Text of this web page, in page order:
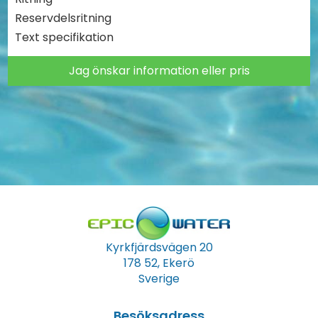
Reservdelsritning
Text specifikation
Jag önskar information eller pris
Kyrkfjärdsvägen 20
178 52, Ekerö
Sverige